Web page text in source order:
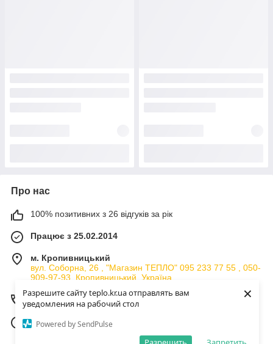
Разрешите сайту teplo.kr.ua отправлять вам
уведомления на рабочий стол
Powered by SendPulse
×
Про нас
100% позитивних з 26 відгуків за рік
Працює з 25.02.2014
м. Кропивницький
вул. Соборна, 26 , "Магазин ТЕПЛО" 095 233 77 55 , 050-
909-97-93, Кропивницький, Україна
Контакти
Сьогодні працює з 10:00 до 17:00
Показати весь графік роботи